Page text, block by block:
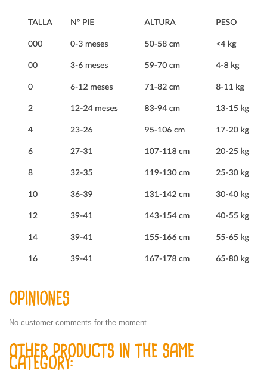
OPINIONES
No customer comments for the moment.
OTHER PRODUCTS IN THE SAME
CATEGORY: